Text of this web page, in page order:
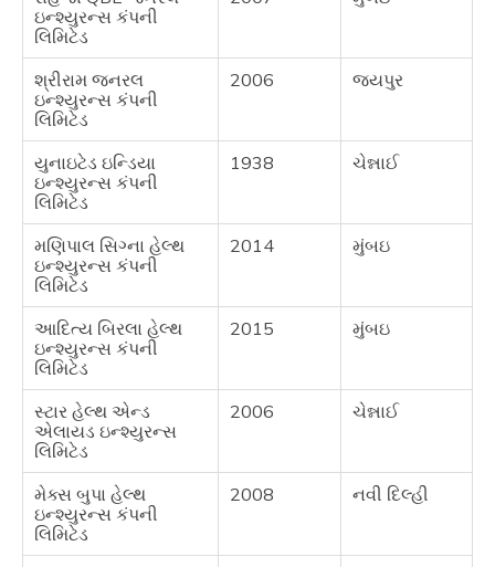
ઇન્શ્યુરન્સ કંપની
લિમિટેડ
શ્રીરામ જનરલ
ઇન્શ્યુરન્સ કંપની
લિમિટેડ
2006 જયપુર
યુનાઇટેડ ઇન્ડિયા
ઇન્શ્યુરન્સ કંપની
લિમિટેડ
1938 ચેન્નાઈ
મણિપાલ સિગ્ના હેલ્થ
ઇન્શ્યુરન્સ કંપની
લિમિટેડ
2014 મુંબઇ
આદિત્ય બિરલા હેલ્થ
ઇન્શ્યુરન્સ કંપની
લિમિટેડ
2015 મુંબઇ
સ્ટાર હેલ્થ એન્ડ
એલાયડ ઇન્શ્યુરન્સ
લિમિટેડ
2006 ચેન્નાઈ
મેક્સ બુપા હેલ્થ
ઇન્શ્યુરન્સ કંપની
લિમિટેડ
2008 નવી દિલ્હી